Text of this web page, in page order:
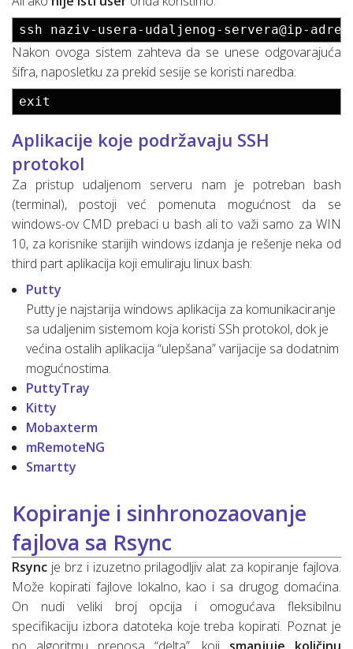
ssh naziv-usera-udaljenog-servera@ip-
Nakon ovoga sistem zahteva da se unese odgovarajuća
šifra, naposletku za prekid sesije se koristi naredba:
exit
Aplikacije koje podržavaju SSH
protokol
Za pristup udaljenom serveru nam je potreban bash
(terminal), postoji već pomenuta mogućnost da se
windows-ov CMD prebaci u bash ali to važi samo za WIN
10, za korisnike starijih windows izdanja je rešenje neka od
third part aplikacija koji emuliraju linux bash:
Putty
Putty je najstarija windows aplikacija za komunikaciranje
sa udaljenim sistemom koja koristi SSh protokol, dok je
većina ostalih aplikacija “ulepšana” varijacije sa dodatnim
mogućnostima.
PuttyTray
Kitty
Mobaxterm
mRemoteNG
Smartty
Kopiranje i sinhronozaovanje
fajlova sa Rsync
Rsync je brz i izuzetno prilagodljiv alat za kopiranje fajlova.
Može kopirati fajlove lokalno, kao i sa drugog domaćina.
On nudi veliki broj opcija i omogućava fleksibilnu
specifikaciju izbora datoteka koje treba kopirati. Poznat je